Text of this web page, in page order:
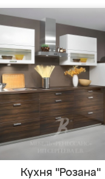
Кухня "Розана"